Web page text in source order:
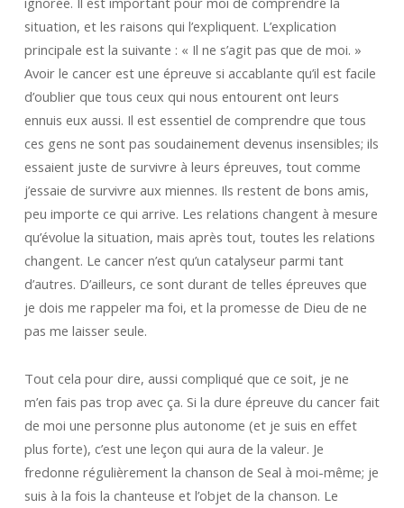
situation, et les raisons qui l’expliquent. L’explication
principale est la suivante : « Il ne s’agit pas que de moi. »
Avoir le cancer est une épreuve si accablante qu’il est facile
d’oublier que tous ceux qui nous entourent ont leurs
ennuis eux aussi. Il est essentiel de comprendre que tous
ces gens ne sont pas soudainement devenus insensibles; ils
essaient juste de survivre à leurs épreuves, tout comme
j’essaie de survivre aux miennes. Ils restent de bons amis,
peu importe ce qui arrive. Les relations changent à mesure
qu’évolue la situation, mais après tout, toutes les relations
changent. Le cancer n’est qu’un catalyseur parmi tant
d’autres. D’ailleurs, ce sont durant de telles épreuves que
je dois me rappeler ma foi, et la promesse de Dieu de ne
pas me laisser seule.
Tout cela pour dire, aussi compliqué que ce soit, je ne
m’en fais pas trop avec ça. Si la dure épreuve du cancer fait
de moi une personne plus autonome (et je suis en effet
plus forte), c’est une leçon qui aura de la valeur. Je
fredonne régulièrement la chanson de Seal à moi-même; je
suis à la fois la chanteuse et l’objet de la chanson. Le